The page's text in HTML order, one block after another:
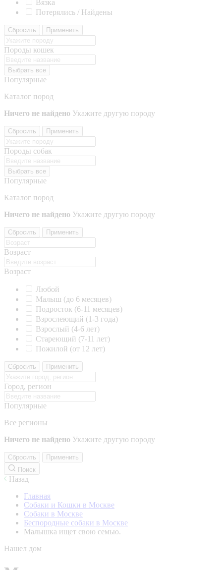
Вязка
Потерялись / Найдены
Сбросить Применить
Породы кошек
Выбрать все
Популярные
Каталог пород
Ничего не найдено Укажите другую породу
Сбросить Применить
Породы собак
Выбрать все
Популярные
Каталог пород
Ничего не найдено Укажите другую породу
Сбросить Применить
Возраст
Возраст
Любой
Малыш (до 6 месяцев)
Подросток (6-11 месяцев)
Взрослеющий (1-3 года)
Взрослый (4-6 лет)
Стареющий (7-11 лет)
Пожилой (от 12 лет)
Сбросить Применить
Город, регион
Популярные
Все регионы
Ничего не найдено Укажите другую породу
Сбросить
Применить
Поиск
Назад
Главная
Собаки и Кошки в Москве
Собаки в Москве
Беспородные собаки в Москве
Малышка ищет свою семью.
Нашел дом